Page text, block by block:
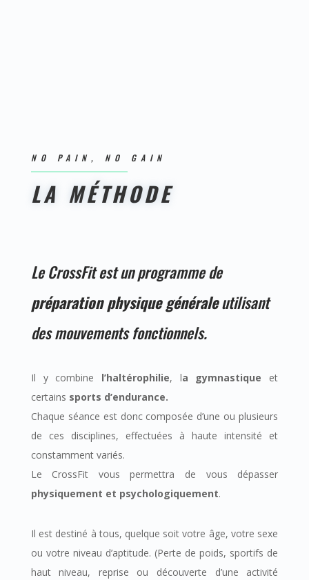
NO PAIN, NO GAIN
LA MÉTHODE
Le CrossFit est un programme de
préparation physique généraleutilisant
des mouvements fonctionnels.
Il y combine l’haltérophilie, la gymnastique et
certains sports d’endurance.
Chaque séance est donc composée d’une ou plusieurs
de ces disciplines, effectuées à haute intensité et
constamment variés.
Le CrossFit vous permettra de vous dépasser
physiquement et psychologiquement.
Il est destiné à tous, quelque soit votre âge, votre sexe
ou votre niveau d’aptitude. (Perte de poids, sportifs de
haut niveau, reprise ou découverte d’une activité